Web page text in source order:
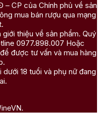
– CP của Chính phủ về sản
mua bán rượu qua mạng
thiệu về sản phẩm. Quý
0977.898.007 Hoặc
được tư vấn và mua hàng
18 tuổi và phụ nữ đang